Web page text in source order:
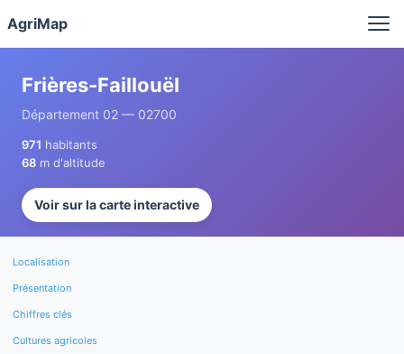
AgriMap
Frières-Faillouël
Département 02 — 02700
971 habitants
68 m d'altitude
Voir sur la carte interactive
Localisation
Présentation
Chiffres clés
Cultures agricoles